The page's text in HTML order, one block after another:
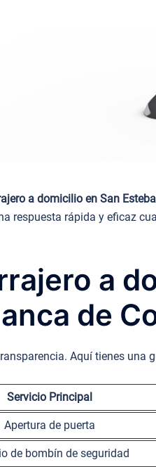
a domicilio en San
respuesta rápida y eficaz
a
de
Aquí tienes una
Servicio Principal
Apertura de puerta
de bombín de seguridad